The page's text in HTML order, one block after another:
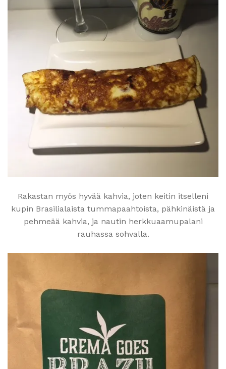
Rakastan myös hyvää kahvia, joten keitin itselleni
kupin Brasilialaista tummapaahtoista, pähkinäistä ja
pehmeää kahvia, ja nautin herkkuaamupalani
rauhassa sohvalla.